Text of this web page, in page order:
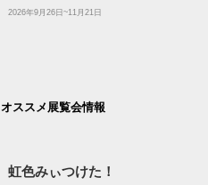
2026年9月26日~11月21日
オススメ展覧会情報
虹色みぃつけた！